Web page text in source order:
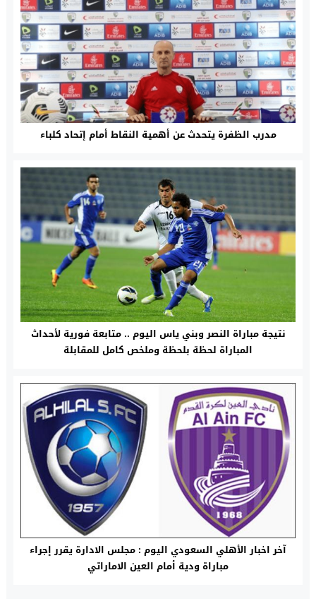
مدرب الظفرة يتحدث عن أهمية النقاط أمام إتحاد كلباء
نتيجة مباراة النصر وبني ياس اليوم .. متابعة فورية لأحداث
المباراة لحظة بلحظة وملخص كامل للمقابلة
آخر اخبار الأهلي السعودي اليوم : مجلس الادارة يقرر إجراء
مباراة ودية أمام العين الاماراتي